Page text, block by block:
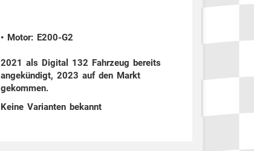
• Motor: E200-G2
2021 als Digital 132 Fahrzeug bereits
angekündigt, 2023 auf den Markt
gekommen.
Keine Varianten bekannt